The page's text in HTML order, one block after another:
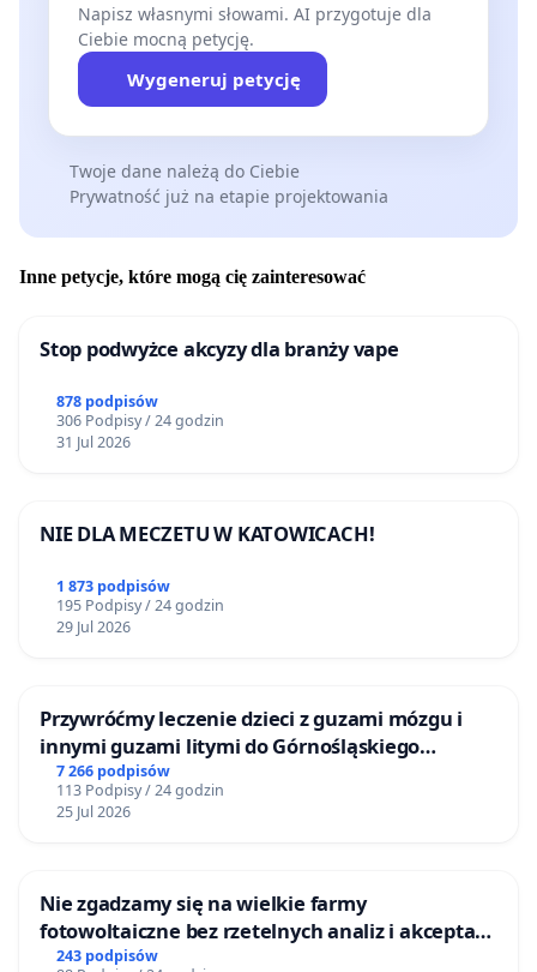
Napisz własnymi słowami. AI przygotuje dla
Ciebie mocną petycję.
Wygeneruj petycję
Twoje dane należą do Ciebie
Prywatność już na etapie projektowania
Inne petycje, które mogą cię zainteresować
Stop podwyżce akcyzy dla branży vape
878 podpisów
306 Podpisy / 24 godzin
31 Jul 2026
NIE DLA MECZETU W KATOWICACH!
1 873 podpisów
195 Podpisy / 24 godzin
29 Jul 2026
Przywróćmy leczenie dzieci z guzami mózgu i
innymi guzami litymi do Górnośląskiego
Centrum Zdrowia Dziecka w Katowicach
7 266 podpisów
113 Podpisy / 24 godzin
25 Jul 2026
Nie zgadzamy się na wielkie farmy
fotowoltaiczne bez rzetelnych analiz i akceptacji
mieszkańców
243 podpisów